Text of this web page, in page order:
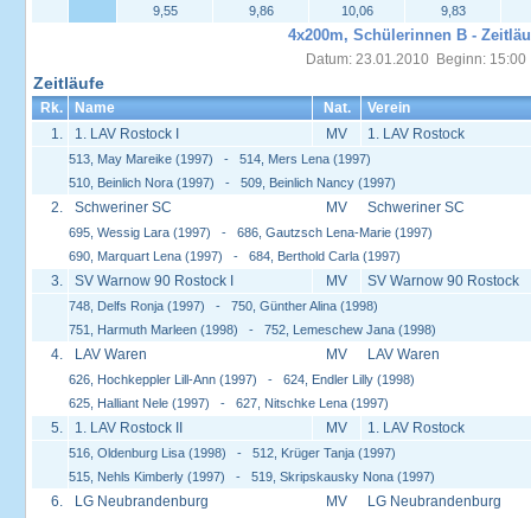
9,55 9,86 10,06 9,83
4x200m, Schülerinnen B -
Datum: 23.01.2010 Beginn: 15:00
Zeitläufe
Rk. Name Nat.
Verein
1.
1. LAV Rostock I MV 1. LAV Rostock
513, May Mareike (1997) - 514, Mers Lena (1997)
510, Beinlich Nora (1997) - 509, Beinlich Nancy (1997)
2. Schweriner SC MV Schweriner SC
695, Wessig Lara (1997) - 686, Gautzsch Lena-Marie (1997)
690, Marquart Lena (1997) - 684, Berthold Carla (1997)
3. SV Warnow 90 Rostock I MV SV Warnow 90 Rostock
748, Delfs Ronja (1997) - 750, Günther Alina (1998)
751, Harmuth Marleen (1998) - 752, Lemeschew Jana (1998)
4. LAV Waren MV LAV Waren
626, Hochkeppler Lill-Ann (1997) - 624, Endler Lilly (1998)
625, Halliant Nele (1997) - 627, Nitschke Lena (1997)
5. 1. LAV Rostock II MV 1. LAV Rostock
516, Oldenburg Lisa (1998) - 512, Krüger Tanja (1997)
515, Nehls Kimberly (1997) - 519, Skripskausky Nona (1997)
6. LG Neubrandenburg MV LG Neubrandenburg